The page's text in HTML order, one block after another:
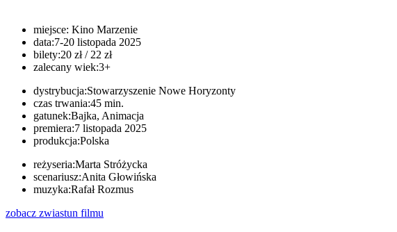
miejsce: Kino Marzenie
data:7-20 listopada 2025
bilety:20 zł / 22 zł
zalecany wiek:3+
dystrybucja:Stowarzyszenie Nowe Horyzonty
czas trwania:45 min.
gatunek:Bajka, Animacja
premiera:7 listopada 2025
produkcja:Polska
reżyseria:Marta Stróżycka
scenariusz:Anita Głowińska
muzyka:Rafał Rozmus
zobacz zwiastun filmu